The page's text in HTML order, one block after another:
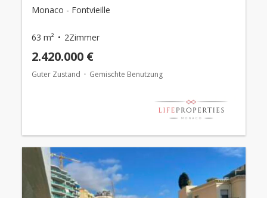
Monaco - Fontvieille
63 m² 2Zimmer
2.420.000 €
Guter Zustand Gemischte Benutzung